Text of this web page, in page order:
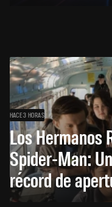
HACE 3 HORAS
Los Hermanos
Spider-Man:
récord de